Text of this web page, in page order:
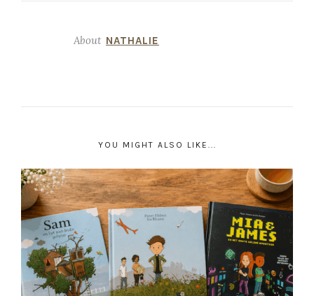
About NATHALIE
YOU MIGHT ALSO LIKE...